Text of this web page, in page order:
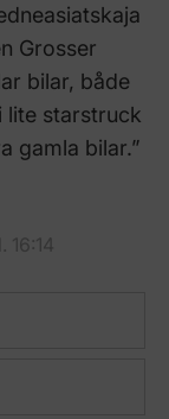
Grosser
bilar, både
lite starstruck
gamla bilar.”